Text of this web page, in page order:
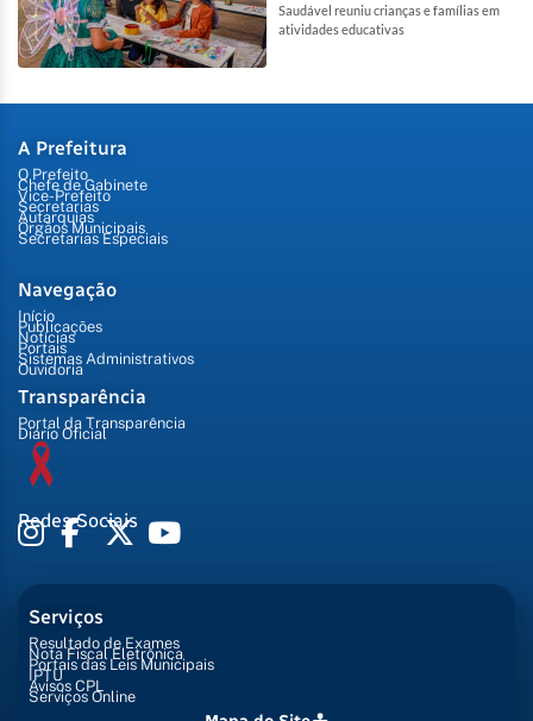
Saudável reuniu crianças e famílias em
atividades educativas
A Prefeitura
O Prefeito
Chefe de Gabinete
Vice-Prefeito
Secretarias
Autarquias
Órgãos Municipais
Secretarias Especiais
Navegação
Início
Publicações
Notícias
Portais
Sistemas Administrativos
Ouvidoria
Transparência
Portal da Transparência
Diário Oficial
Redes Sociais
Serviços
Resultado de Exames
Nota Fiscal Eletrônica
Portais das Leis Municipais
IPTU
Avisos CPL
Serviços Online